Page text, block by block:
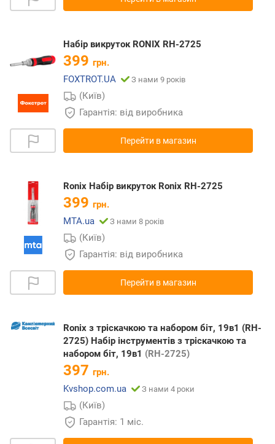
Набір викруток RONIX RH-2725
399 грн.
FOXTROT.UA
З нами 9 років
(Київ)
Гарантія: від виробника
Перейти в магазин
Ronix Набір викруток Ronix RH-2725
399 грн.
MTA.ua
З нами 8 років
(Київ)
Гарантія: від виробника
Перейти в магазин
Ronix з тріскачкою та набором біт, 19в1 (RH-
2725) Набір інструментів з тріскачкою та
набором біт, 19в1 (RH-2725)
397 грн.
Kvshop.com.ua
З нами 4 роки
(Київ)
Гарантія: 1 міс.